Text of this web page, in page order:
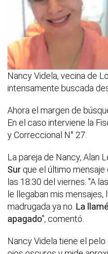
Nancy Videla, vecina de
intensamente buscada
Ahora el margen de
En el caso interviene la
y Correccional N° 27.
La pareja de Nancy, Alan
Sur que el último
las 18:30 del viernes. "A
le llegaban mis mensajes,
madrugada ya no. La
apagado", comentó.
Nancy Videla tiene el